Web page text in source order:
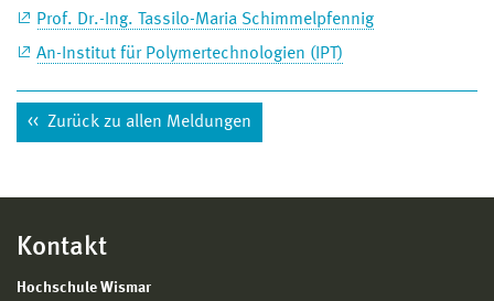
Prof. Dr.-Ing. Tassilo-Maria Schimmelpfennig
An-Institut für Polymertechnologien (IPT)
Zurück zu allen Meldungen
Kontakt
Hochschule Wismar